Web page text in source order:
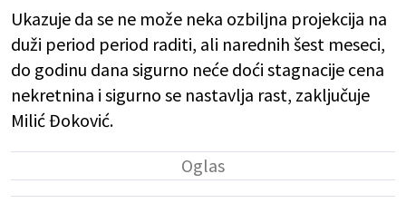
Ukazuje da se ne može neka ozbiljna projekcija na
duži period period raditi, ali narednih šest meseci,
do godinu dana sigurno neće doći stagnacije cena
nekretnina i sigurno se nastavlja rast, zaključuje
Milić Đoković.